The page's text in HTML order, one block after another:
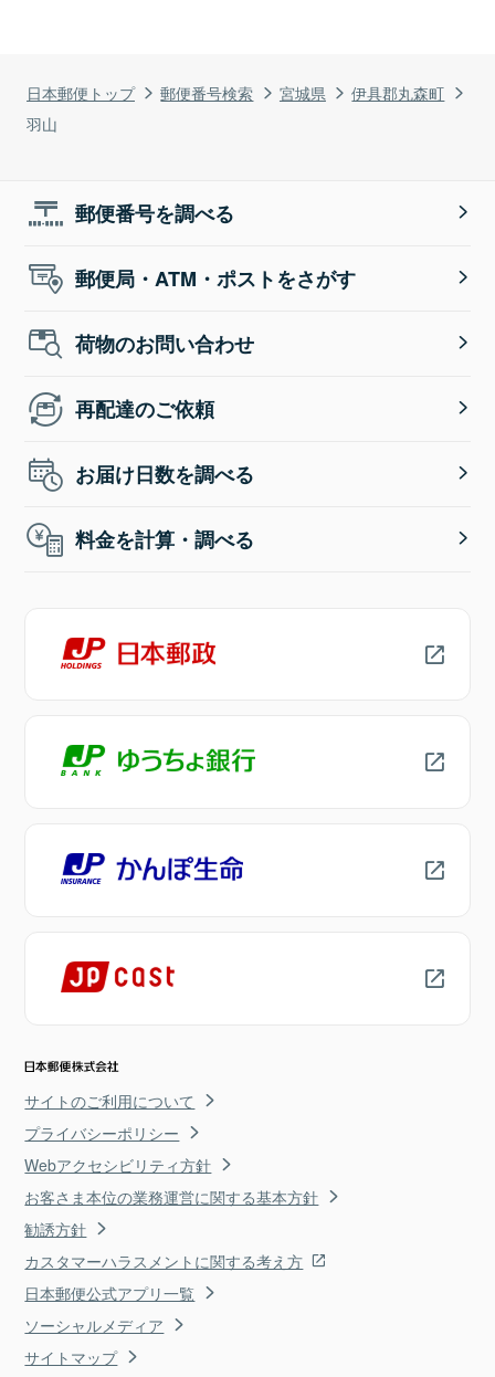
日本郵便トップ 郵便番号検索 宮城県
伊具郡丸森町
羽山
郵便番号を調べる
郵便局・ATM・ポストをさがす
荷物のお問い合わせ
再配達のご依頼
お届け日数を調べる
料金を計算・調べる
サイトのご利用について
プライバシーポリシー
Webアクセシビリティ方針
お客さま本位の業務運営に関する基本方針
勧誘方針
カスタマーハラスメントに関する考え方
日本郵便公式アプリ一覧
ソーシャルメディア
サイトマップ